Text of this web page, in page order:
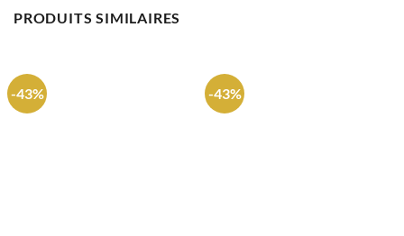
PRODUITS SIMILAIRES
-43% -43%